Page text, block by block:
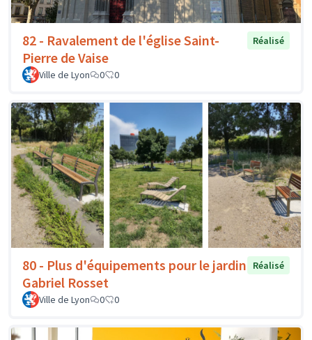
82 - Ravalement de l'église Saint-
Pierre de Vaise
Réalisé
Ville de Lyon 0 0
80 - Plus d'équipements pour le jardin
Gabriel Rosset
Réalisé
Ville de Lyon 0 0